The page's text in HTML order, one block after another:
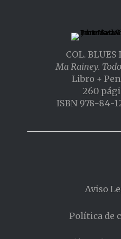
COL. BLUES
Ma Rainey.
Libro +
260
ISBN 978-84-
Aviso
Política de